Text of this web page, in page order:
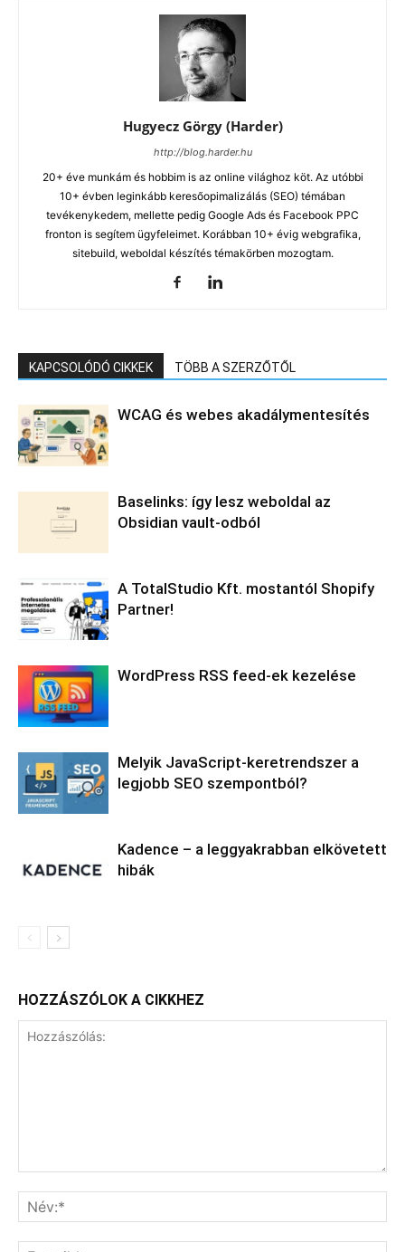
Hugyecz Görgy (Harder)
http://blog.harder.hu
20+ éve munkám és hobbim is az online világhoz köt. Az utóbbi
10+ évben leginkább keresőopimalizálás (SEO) témában
tevékenykedem, mellette pedig Google Ads és Facebook PPC
fronton is segítem ügyfeleimet. Korábban 10+ évig webgrafika,
sitebuild, weboldal készítés témakörben mozogtam.
KAPCSOLÓDÓ CIKKEK TÖBB A SZERZŐTŐL
WCAG és webes akadálymentesítés
Baselinks: így lesz weboldal az
Obsidian vault-odból
A TotalStudio Kft. mostantól Shopify
Partner!
WordPress RSS feed-ek kezelése
Melyik JavaScript-keretrendszer a
legjobb SEO szempontból?
Kadence – a leggyakrabban elkövetett
hibák
HOZZÁSZÓLOK A CIKKHEZ